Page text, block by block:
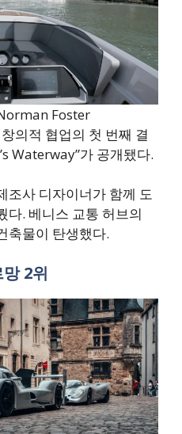
Foster
의적 협업의 첫 번째 결
Waterway”가 공개됐다.
조사 디자이너가 함께 도
다. 베니스 교통 허브의
축물이 탄생했다.
2위